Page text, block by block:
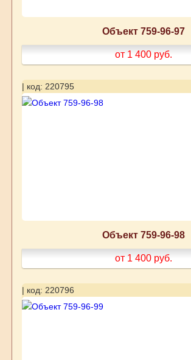
Объект 759-96-97
от 1 400 руб.
| код: 220795
Объект 759-96-98
от 1 400 руб.
| код: 220796